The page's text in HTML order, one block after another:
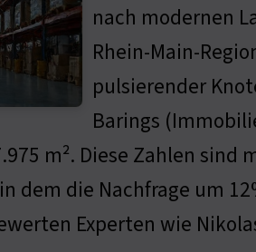
nach modernen
Rhein-Main-
pulsierender
Barings
m². Diese Zahlen
dem die Nachfrage um
Experten wie